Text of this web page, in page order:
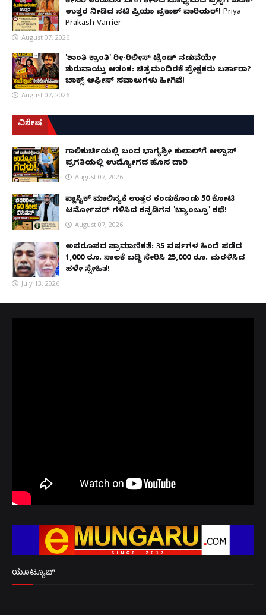
ಉತ್ತರ ನೀಡಿದ ನಟಿ ಪ್ರಿಯಾ ಪ್ರಕಾಶ್ ವಾರಿಯರ್! Priya
Prakash Varrier
August 07, 2026
'ಶಾಂತಿ ಕ್ರಾಂತಿ' ರೀ-ರಿಲೀಸ್ ಟ್ರೆಂಡ್ ನಡುವೆಯೇ
ಶುರುವಾಯ್ತು ಆತಂಕ: ಚಿತ್ರಮಂದಿರಕ್ಕೆ ಪ್ರೇಕ್ಷಕರು ಬರ್ತಾರಾ?
ಬಾಕ್ಸ್ ಆಫೀಸ್ ಸವಾಲುಗಳು ಹೀಗಿವೆ!
August 07, 2026
ವಿಶೇಷ
ಗಾಲಿಕುರ್ಚಿಯಲ್ಲಿ ಬಂದ ಭಾಗ್ಯಶ್ರೀ ಕುಲಾಲ್‌ಗೆ ಆಳ್ವಾಸ್
ಪ್ರಗತಿಯಲ್ಲಿ ಉದ್ಯೋಗದ ಹೊಸ ದಾರಿ
August 07, 2026
ಪ್ಲಾಸ್ಟಿಕ್ ಮಾಲಿನ್ಯಕ್ಕೆ ಉತ್ತರ ಕಂಡುಕೊಂಡು ₹50 ಕೋಟಿ
ಟರ್ನೋವರ್ ಗಳಿಸಿದ ಕನ್ನಡಿಗನ 'ಬ್ಯಾಂಬ್ರೂ' ಕಥೆ!
August 07, 2026
ಅಪರೂಪದ ಪ್ರಾಮಾಣಿಕತೆ: 35 ವರ್ಷಗಳ ಹಿಂದೆ ಪಡೆದ
1,000 ರೂ. ಸಾಲಕ್ಕೆ ಬಡ್ಡಿ ಸೇರಿಸಿ 25,000 ರೂ. ಮರಳಿಸಿದ
ಹಳೇ ಸ್ನೇಹಿತ!
July 13, 2026
ಯೂಟ್ಯೂಬ್